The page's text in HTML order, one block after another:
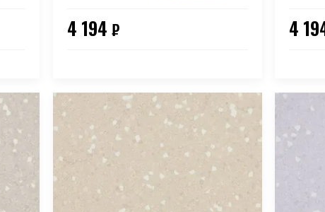
4 194 ₽ 4